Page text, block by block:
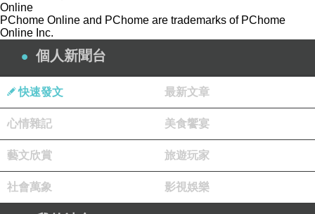
Online
PChome Online and PChome are trademarks of PChome
Online Inc.
個人新聞台
快速發文 最新文章
心情雜記 美食饗宴
藝文欣賞 旅遊玩家
社會萬象 影視娛樂